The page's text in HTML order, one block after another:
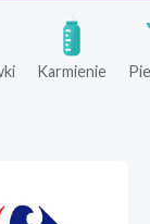
Karmienie